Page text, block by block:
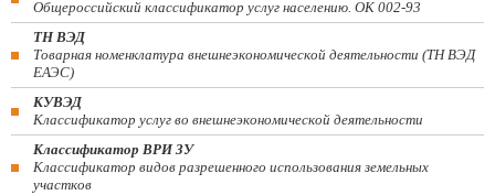
Общероссийский классификатор услуг населению. ОК 002-93
ТН ВЭД
Товарная номенклатура внешнеэкономической деятельности (ТН ВЭД
ЕАЭС)
КУВЭД
Классификатор услуг во внешнеэкономической деятельности
Классификатор ВРИ ЗУ
Классификатор видов разрешенного использования земельных
участков